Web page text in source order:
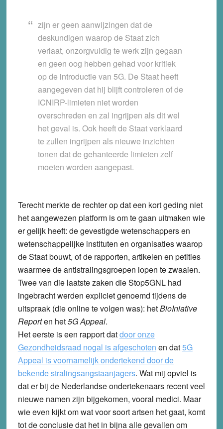
zijn er geen aanwijzingen dat de
deskundigen waarop de Staat zich
verlaat, onzorgvuldig te werk zijn gegaan
en geen oog hebben gehad voor kritiek
op de introductie van 5G. De Staat heeft
aangegeven dat hij blijft controleren of de
ICNIRP-limieten niet worden
overschreden en zal ingrijpen als dit wel
het geval is. Ook heeft de Staat verklaard
te zullen ingrijpen als nieuwe inzichten
tonen dat de gehanteerde limieten zelf
moeten worden aangepast.
Terecht merkte de rechter op dat een kort geding niet
het aangewezen platform is om te gaan uitmaken wie
er gelijk heeft: de gevestigde wetenschappers en
wetenschappelijke instituten en organisaties waarop
de Staat bouwt, of de rapporten, artikelen en petities
waarmee de antistralingsgroepen lopen te zwaaien.
Twee van die laatste zaken die Stop5GNL had
ingebracht werden expliciet genoemd tijdens de
uitspraak (die online te volgen was): hetBioIniative
Reporten het5G Appeal.
Het eerste is een rapport datdoor onze
Gezondheidsraad nogal is afgeschoten en dat5G
Appeal is voornamelijk ondertekend door de
bekende stralingsangstaanjagers. Wat mij opviel is
dat er bij de Nederlandse ondertekenaars recent veel
nieuwe namen zijn bijgekomen, vooral medici. Maar
wie even kijkt om wat voor soort artsen het gaat, komt
tot de conclusie dat het in bijna alle gevallen om